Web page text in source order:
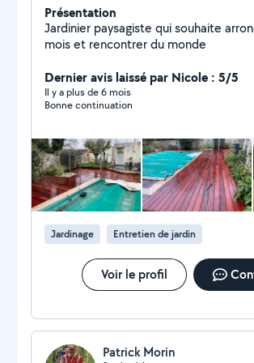
Présentation
Jardinier paysagiste qui souhaite
mois et rencontrer du monde
Dernier avis laissé par Nicole : 5/5
Il y a plus de 6 mois
Bonne continuation
Jardinage Entretien de jardin
Voir le profil
Patrick Morin